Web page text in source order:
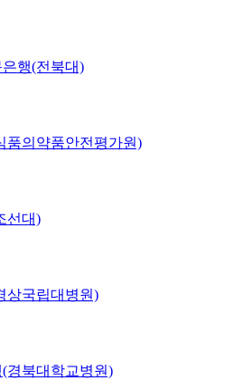
행(전북대)
품의약품안전평가원)
선대)
상국립대병원)
경북대학교병원)